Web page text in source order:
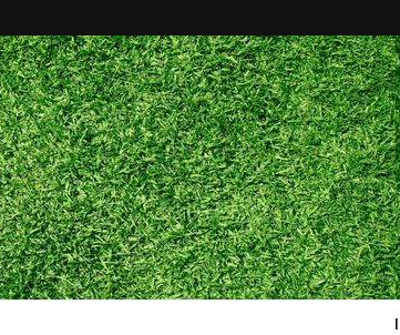
Gramas